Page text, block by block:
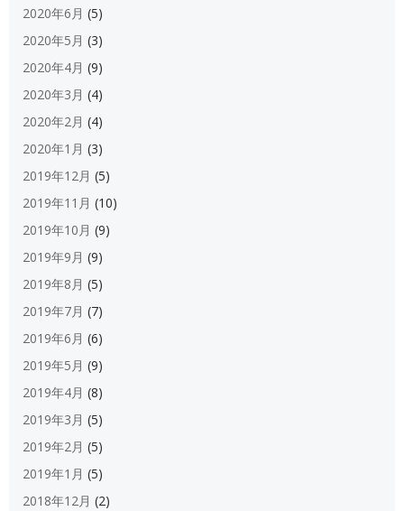
2020年6月 (5)
2020年5月 (3)
2020年4月 (9)
2020年3月 (4)
2020年2月 (4)
2020年1月 (3)
2019年12月 (5)
2019年11月 (10)
2019年10月 (9)
2019年9月 (9)
2019年8月 (5)
2019年7月 (7)
2019年6月 (6)
2019年5月 (9)
2019年4月 (8)
2019年3月 (5)
2019年2月 (5)
2019年1月 (5)
2018年12月 (2)